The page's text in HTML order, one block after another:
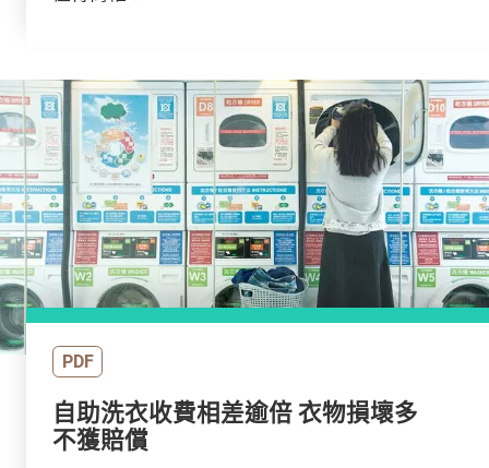
PDF
自助洗衣收費相差逾倍 衣物損壞多
不獲賠償